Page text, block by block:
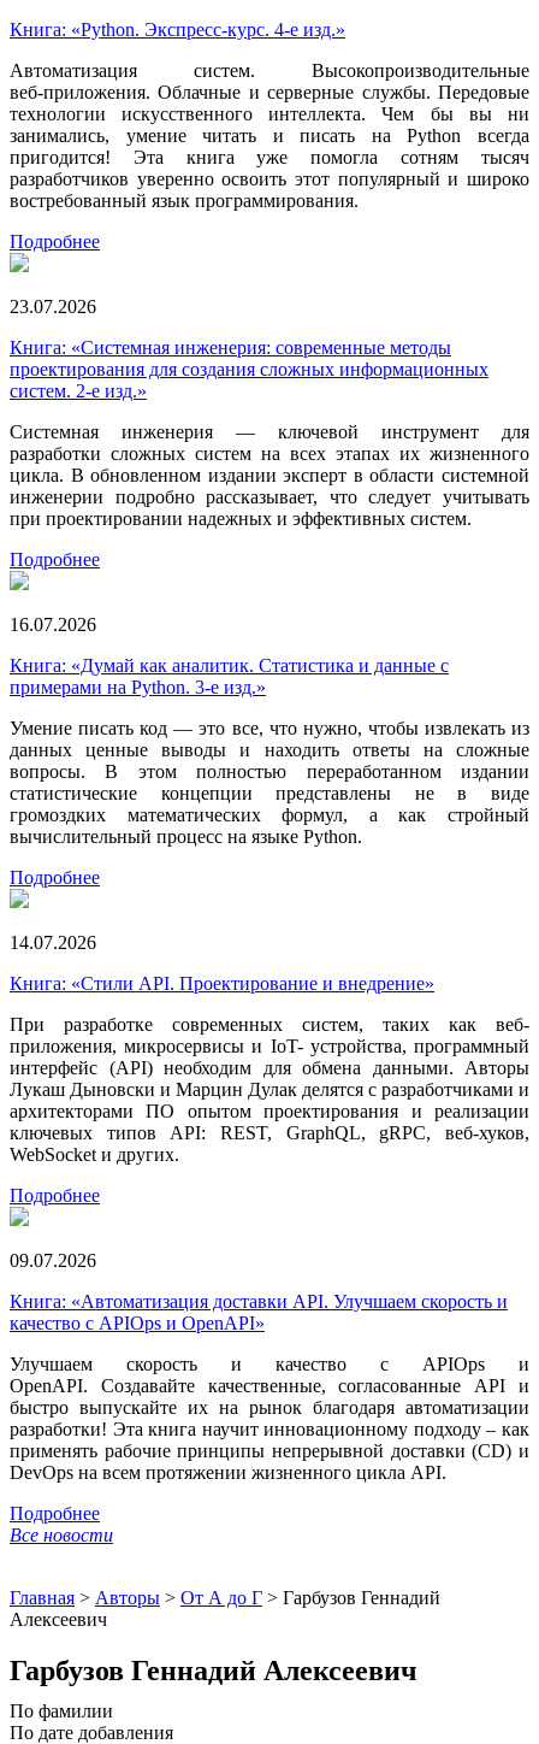
Книга: «Python. Экспресс‑курс. 4-е изд.»
Автоматизация систем. Высокопроизводительные
веб‑приложения. Облачные и серверные службы. Передовые
технологии искусственного интеллекта. Чем бы вы ни
занимались, умение читать и писать на Python всегда
пригодится! Эта книга уже помогла сотням тысяч
разработчиков уверенно освоить этот популярный и широко
востребованный язык программирования.
Подробнее
23.07.2026
Книга: «Системная инженерия: современные методы
проектирования для создания сложных информационных
систем. 2-е изд.»
Системная инженерия — ключевой инструмент для
разработки сложных систем на всех этапах их жизненного
цикла. В обновленном издании эксперт в области системной
инженерии подробно рассказывает, что следует учитывать
при проектировании надежных и эффективных систем.
Подробнее
16.07.2026
Книга: «Думай как аналитик. Статистика и данные с
примерами на Python. 3-е изд.»
Умение писать код — это все, что нужно, чтобы извлекать из
данных ценные выводы и находить ответы на сложные
вопросы. В этом полностью переработанном издании
статистические концепции представлены не в виде
громоздких математических формул, а как стройный
вычислительный процесс на языке Python.
Подробнее
14.07.2026
Книга: «Стили API. Проектирование и внедрение»
При разработке современных систем, таких как веб-
приложения, микросервисы и IoT- устройства, программный
интерфейс (API) необходим для обмена данными. Авторы
Лукаш Дыновски и Марцин Дулак делятся с разработчиками и
архитекторами ПО опытом проектирования и реализации
ключевых типов API: REST, GraphQL, gRPC, веб-хуков,
WebSocket и других.
Подробнее
09.07.2026
Книга: «Автоматизация доставки API. Улучшаем скорость и
качество с APIOps и OpenAPI»
Улучшаем скорость и качество с APIOps и
OpenAPI. Создавайте качественные, согласованные API и
быстро выпускайте их на рынок благодаря автоматизации
разработки! Эта книга научит инновационному подходу – как
применять рабочие принципы непрерывной доставки (CD) и
DevOps на всем протяжении жизненного цикла API.
Подробнее
Все новости
Главная > Авторы > От А до Г > Гарбузов Геннадий
Алексеевич
Гарбузов Геннадий Алексеевич
По фамилии
По дате добавления